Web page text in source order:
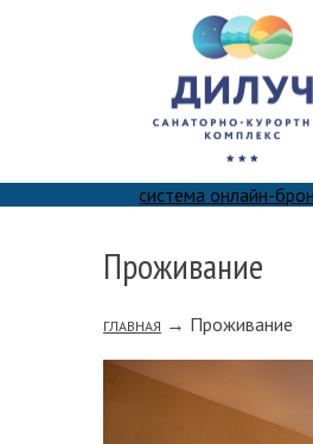
система онлайн-
Проживание
ГЛАВНАЯ → Проживание